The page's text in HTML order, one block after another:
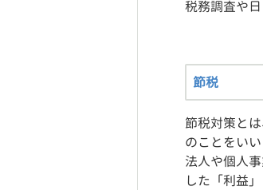
税務調査や
節税
節税対策と
のことをいい
法人や個人
した「利益